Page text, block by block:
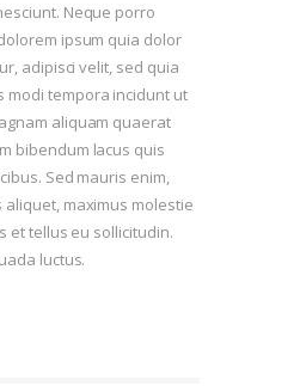
Neque porro
ipsum quia dolor
adipisci velit, sed quia
modi tempora incidunt ut
aliquam quaerat
bibendum lacus quis
Sed mauris enim,
maximus molestie
et tellus eu sollicitudin.
luctus.